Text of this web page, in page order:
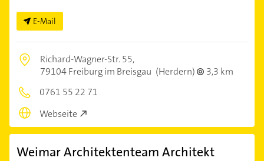
E-Mail
Richard-Wagner-Str. 55,
79104 Freiburg im Breisgau (Herdern)
3,3 km
0761 55 22 71
Webseite
Weimar Architektenteam Architekt